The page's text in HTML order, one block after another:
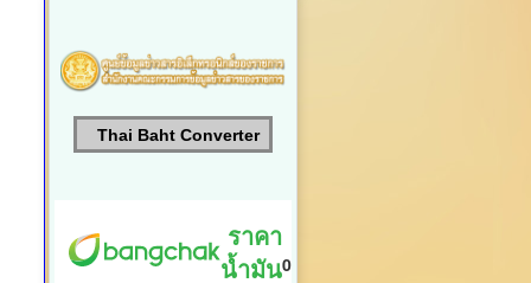
Thai Baht Converter